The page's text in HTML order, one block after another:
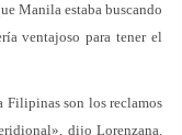
Manila estaba buscando
ventajoso para tener el
Filipinas son los reclamos
dijo Lorenzana.